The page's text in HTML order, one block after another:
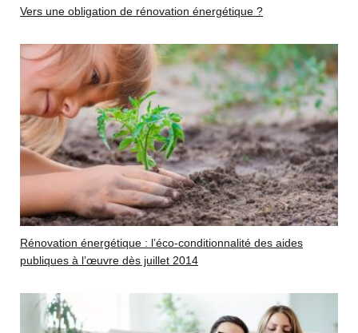
Vers une obligation de rénovation énergétique ?
Rénovation énergétique : l’éco-conditionnalité des aides
publiques à l’œuvre dès juillet 2014